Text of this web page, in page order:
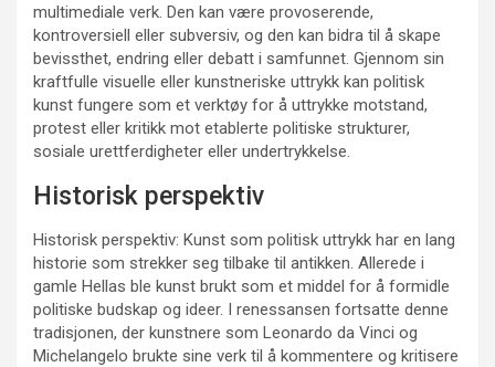
multimediale verk. Den kan være provoserende,
kontroversiell eller subversiv, og den kan bidra til å skape
bevissthet, endring eller debatt i samfunnet. Gjennom sin
kraftfulle visuelle eller kunstneriske uttrykk kan politisk
kunst fungere som et verktøy for å uttrykke motstand,
protest eller kritikk mot etablerte politiske strukturer,
sosiale urettferdigheter eller undertrykkelse.
Historisk perspektiv
Historisk perspektiv: Kunst som politisk uttrykk har en lang
historie som strekker seg tilbake til antikken. Allerede i
gamle Hellas ble kunst brukt som et middel for å formidle
politiske budskap og ideer. I renessansen fortsatte denne
tradisjonen, der kunstnere som Leonardo da Vinci og
Michelangelo brukte sine verk til å kommentere og kritisere